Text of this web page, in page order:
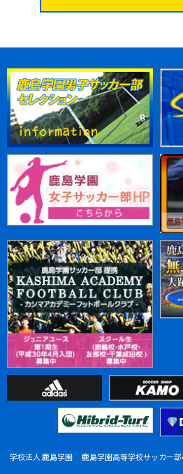
学校法人 鹿島学園 鹿島学園高等学校サッカー部